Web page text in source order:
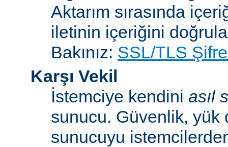
Aktarım sırasında
iletinin içeriğini
Bakınız: SSL/TLS
Karşı Vekil
İstemciye kendini asıl
sunucu. Güvenlik, yük
sunucuyu